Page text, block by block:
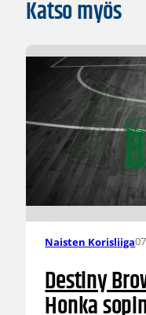
Katso myös
Naisten Korisliiga
Destiny
Honka